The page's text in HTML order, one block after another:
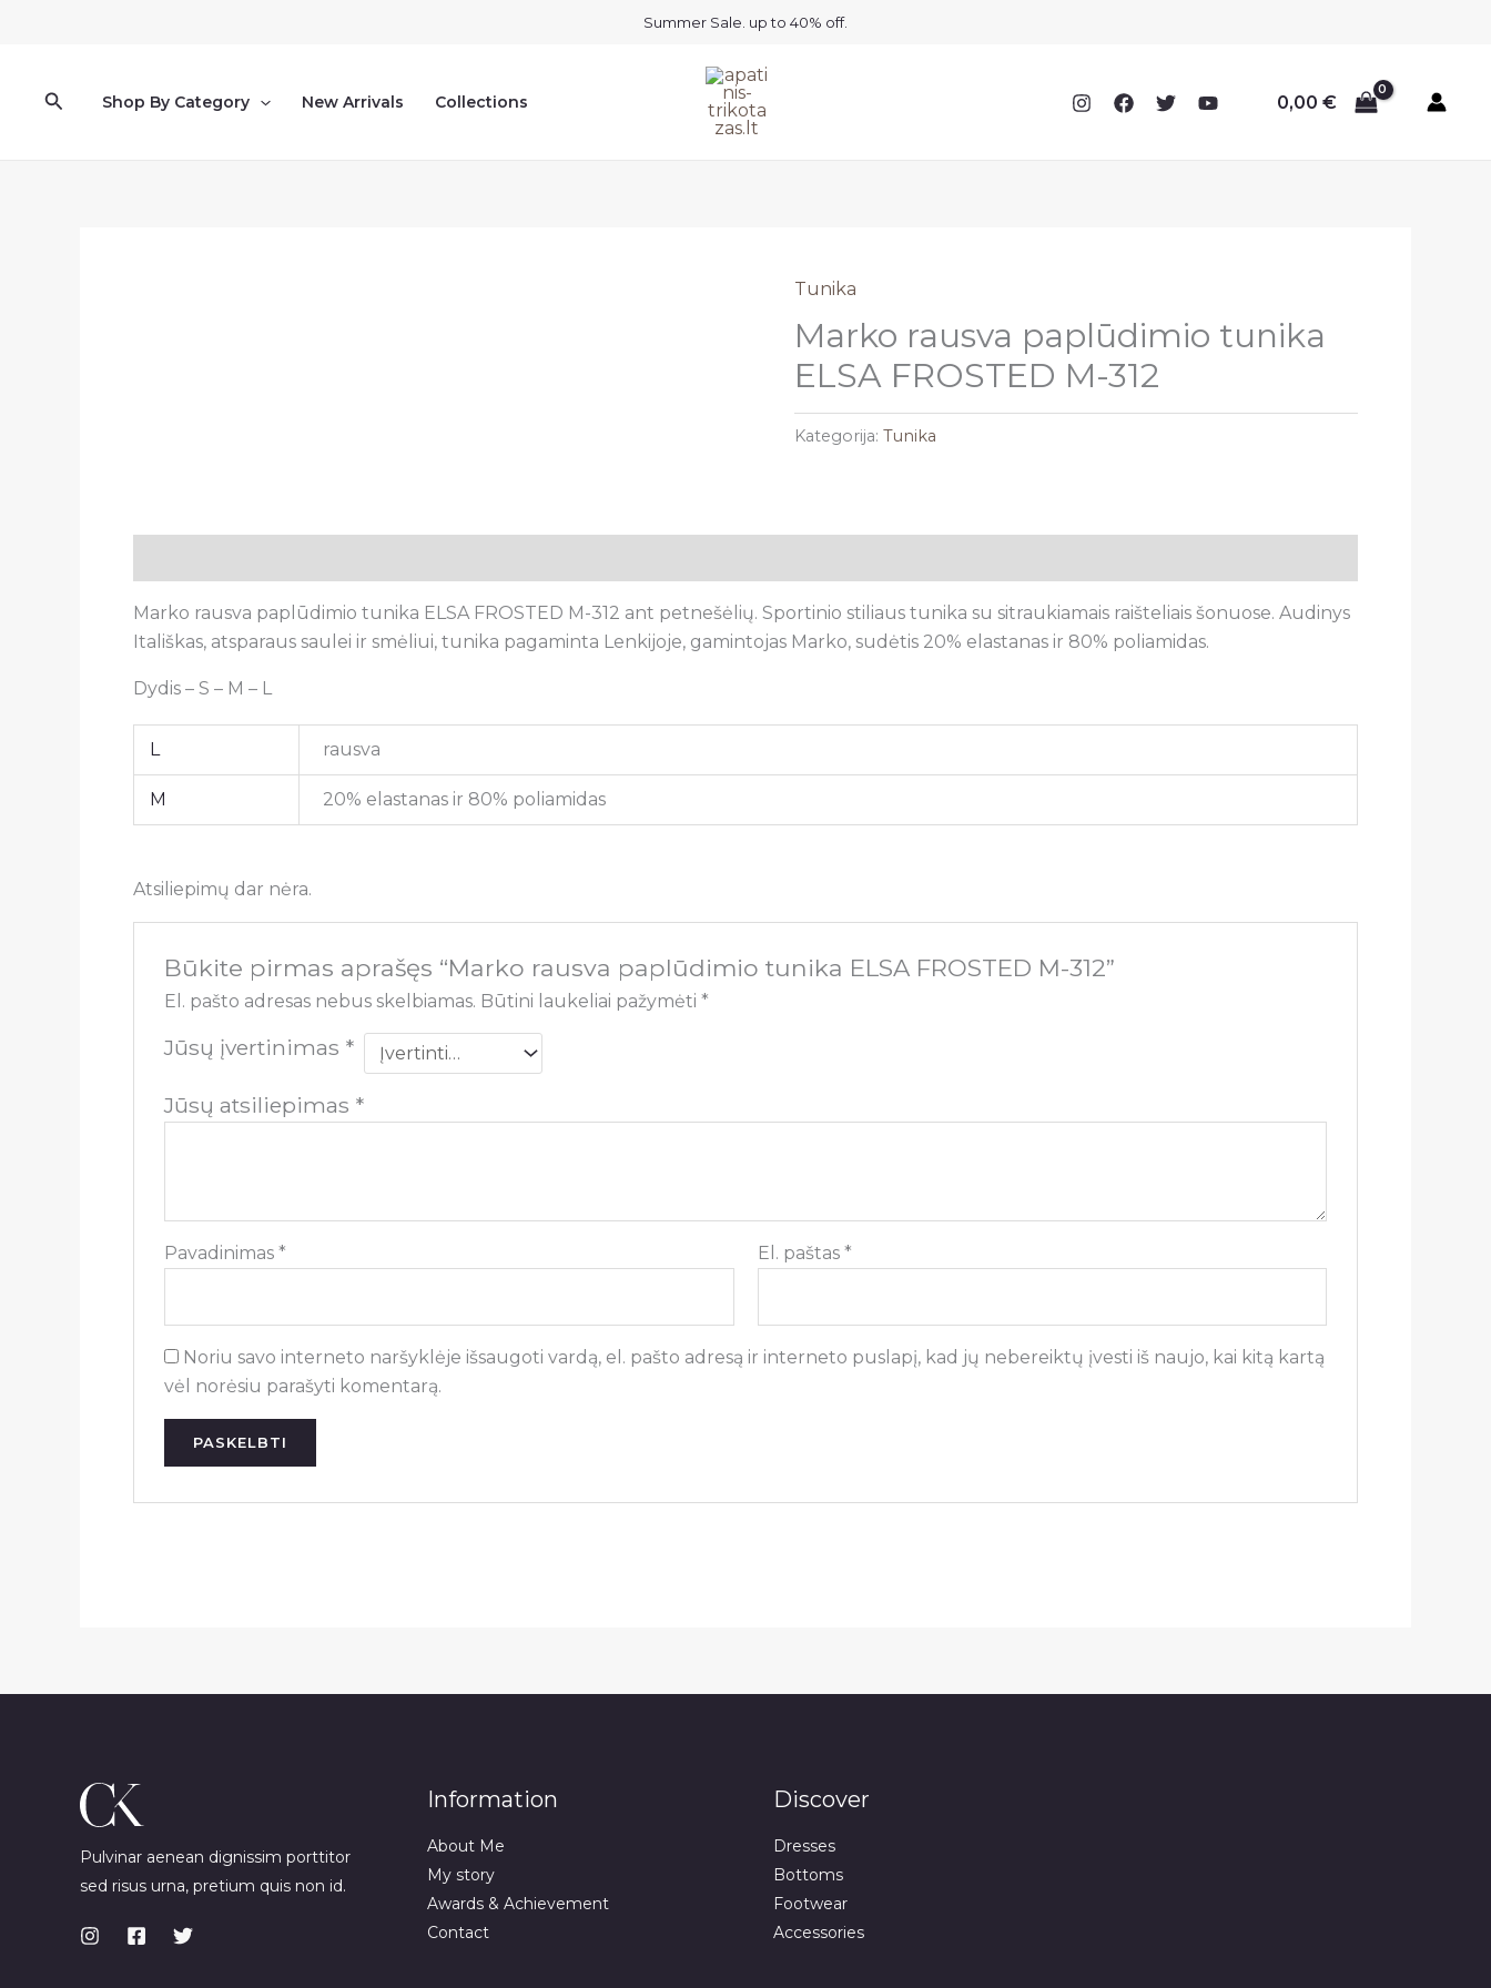
Summer Sale. up to 40% off.
PaieškaShop By Category New Arrivals Collections 0,00 €
Tunika
Marko rausva paplūdimio tunika
ELSA FROSTED M-312
Kategorija:Tunika
Marko rausva paplūdimio tunika ELSA FROSTED M-312 ant petnešėlių. Sportinio stiliaus tunika su sitraukiamais raišteliais šonuose. Audinys
Itališkas, atsparaus saulei ir smėliui, tunika pagaminta Lenkijoje, gamintojas Marko, sudėtis 20% elastanas ir 80% poliamidas.
Dydis – S – M – L
L rausva
M 20% elastanas ir 80% poliamidas
Atsiliepimų dar nėra.
Būkite pirmas aprašęs “Marko rausva paplūdimio tunika ELSA FROSTED M-312”
El. pašto adresas nebus skelbiamas. Būtini laukeliai pažymėti *
Jūsų įvertinimas *
Jūsų atsiliepimas *
Pavadinimas * El. paštas *
Noriu savo interneto naršyklėje išsaugoti vardą, el. pašto adresą ir interneto puslapį, kad jų nebereiktų įvesti iš naujo, kai kitą kartą
vėl norėsiu parašyti komentarą.
Pulvinar aenean dignissim porttitor
sed risus urna, pretium quis non id.
Information
About Me
My story
Awards & Achievement
Contact
Discover
Dresses
Bottoms
Footwear
Accessories